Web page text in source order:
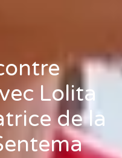
Lolita
de la